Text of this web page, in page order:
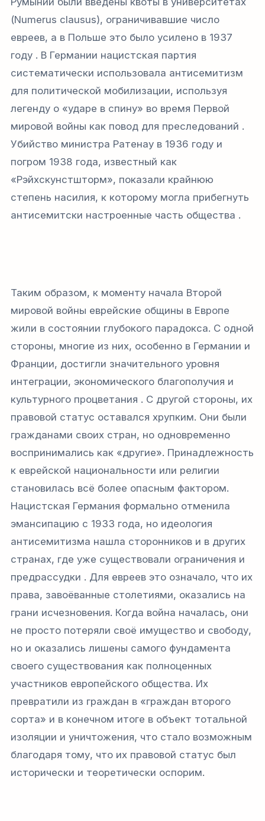
(Numerus clausus), ограничивавшие число
евреев, а в Польше это было усилено в 1937
году . В Германии нацистская партия
систематически использовала антисемитизм
для политической мобилизации, используя
легенду о «ударе в спину» во время Первой
мировой войны как повод для преследований .
Убийство министра Ратенау в 1936 году и
погром 1938 года, известный как
«Рэйхскунстшторм», показали крайнюю
степень насилия, к которому могла прибегнуть
антисемитски настроенные часть общества .
Таким образом, к моменту начала Второй
мировой войны еврейские общины в Европе
жили в состоянии глубокого парадокса. С одной
стороны, многие из них, особенно в Германии и
Франции, достигли значительного уровня
интеграции, экономического благополучия и
культурного процветания . С другой стороны, их
правовой статус оставался хрупким. Они были
гражданами своих стран, но одновременно
воспринимались как «другие». Принадлежность
к еврейской национальности или религии
становилась всё более опасным фактором.
Нацистская Германия формально отменила
эмансипацию с 1933 года, но идеология
антисемитизма нашла сторонников и в других
странах, где уже существовали ограничения и
предрассудки . Для евреев это означало, что их
права, завоёванные столетиями, оказались на
грани исчезновения. Когда война началась, они
не просто потеряли своё имущество и свободу,
но и оказались лишены самого фундамента
своего существования как полноценных
участников европейского общества. Их
превратили из граждан в «граждан второго
сорта» и в конечном итоге в объект тотальной
изоляции и уничтожения, что стало возможным
благодаря тому, что их правовой статус был
исторически и теоретически оспорим.